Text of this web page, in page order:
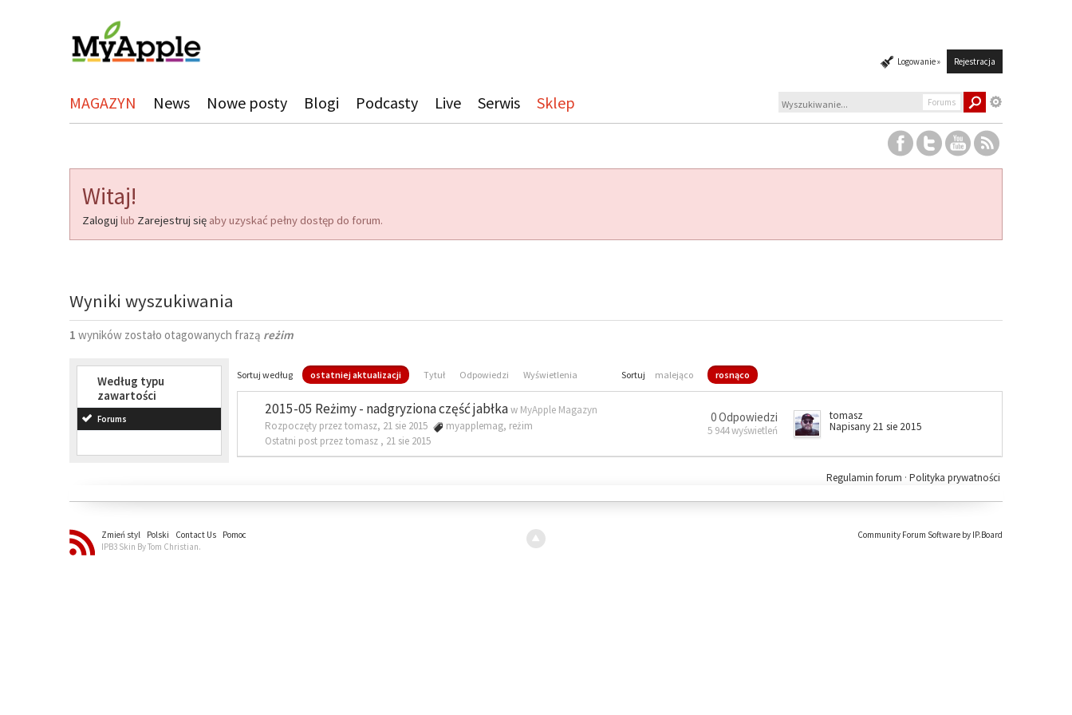
Logowanie » Rejestracja
MAGAZYN News Nowe posty Blogi Podcasty Live Serwis Sklep Forums
Witaj!
Zaloguj lub Zarejestruj się aby uzyskać pełny dostęp do forum.
Wyniki wyszukiwania
1 wyników zostało otagowanych frazą reżim
Według typu
zawartości
Forums
Sortuj według ostatniej aktualizacji Tytuł Odpowiedzi Wyświetlenia Sortuj malejąco rosnąco
2015-05 Reżimy - nadgryziona część jabłkaw MyApple Magazyn
Rozpoczęty przez tomasz, 21 sie 2015
myapplemag, reżim
Ostatni post przez tomasz , 21 sie 2015
0 Odpowiedzi
5 944 wyświetleń
tomasz
Napisany 21 sie 2015
Polityka prywatności
Regulamin forum ·
Zmień styl Polski Contact Us
Pomoc
IPB3 Skin By Tom Christian.
Community Forum Software by IP.Board